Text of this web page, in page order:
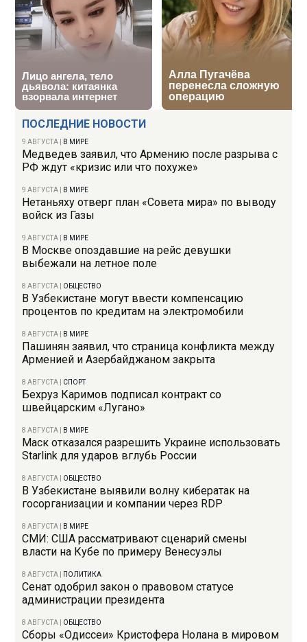
ПОСЛЕДНИЕ НОВОСТИ
9 АВГУСТА В МИРЕ
Медведев заявил, что Армению после разрыва с
РФ ждут «кризис или что похуже»
9 АВГУСТА В МИРЕ
Нетаньяху отверг план «Совета мира» по выводу
войск из Газы
9 АВГУСТА В МИРЕ
В Москве опоздавшие на рейс девушки
выбежали на летное поле
8 АВГУСТА ОБЩЕСТВО
В Узбекистане могут ввести компенсацию
процентов по кредитам на электромобили
8 АВГУСТА В МИРЕ
Пашинян заявил, что страница конфликта между
Арменией и Азербайджаном закрыта
8 АВГУСТА СПОРТ
Бехруз Каримов подписал контракт со
швейцарским «Лугано»
8 АВГУСТА В МИРЕ
Маск отказался разрешить Украине использовать
Starlink для ударов вглубь России
8 АВГУСТА ОБЩЕСТВО
В Узбекистане выявили волну кибератак на
госорганизации и компании через RDP
8 АВГУСТА В МИРЕ
СМИ: США рассматривают сценарий смены
власти на Кубе по примеру Венесуэлы
8 АВГУСТА ПОЛИТИКА
Сенат одобрил закон о правовом статусе
администрации президента
8 АВГУСТА ОБЩЕСТВО
Сборы «Одиссеи» Кристофера Нолана в мировом